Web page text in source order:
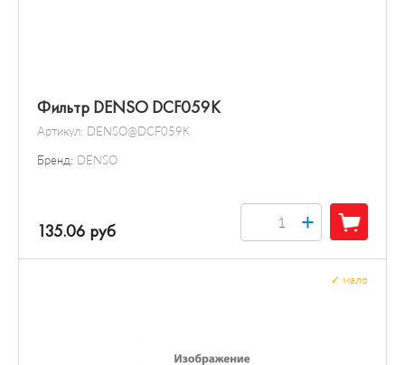
Фильтр DENSO DCF059K
Артикул: DENSO@DCF059K
Бренд: DENSO
135.06 руб +
мало